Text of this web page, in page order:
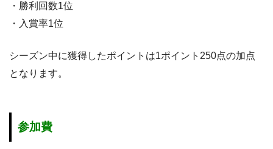
・勝利回数1位
・入賞率1位
シーズン中に獲得したポイントは1ポイント250点の加点
となります。
参加費